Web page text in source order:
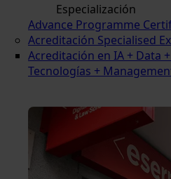
Especialización
Advance Programme
Acreditación Specialised
Acreditación en IA + Data
Tecnologías +